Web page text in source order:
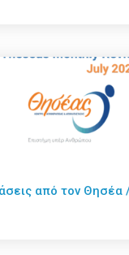
από τον Θησέα /